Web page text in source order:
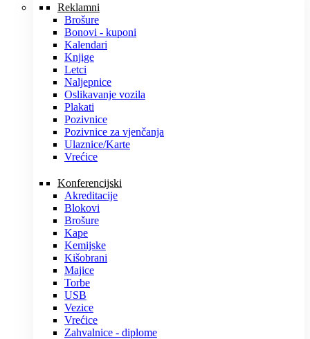
Reklamni
Brošure
Bonovi - kuponi
Kalendari
Knjige
Letci
Naljepnice
Oslikavanje vozila
Plakati
Pozivnice
Pozivnice za vjenčanja
Ulaznice/Karte
Vrećice
Konferencijski
Akreditacije
Blokovi
Brošure
Kape
Kemijske
Kišobrani
Majice
Torbe
USB
Vezice
Vrećice
Zahvalnice - diplome